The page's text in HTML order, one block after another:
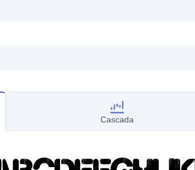
Cascada